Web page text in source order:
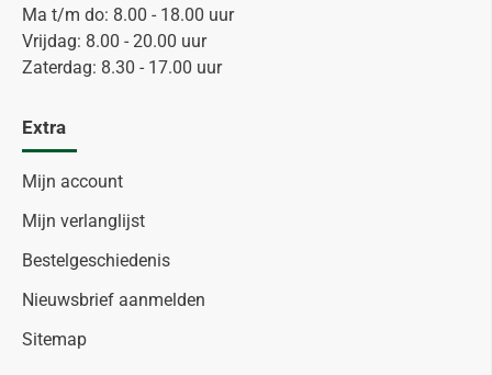
Ma t/m do: 8.00 - 18.00 uur
Vrijdag: 8.00 - 20.00 uur
Zaterdag: 8.30 - 17.00 uur
Extra
Mijn account
Mijn verlanglijst
Bestelgeschiedenis
Nieuwsbrief aanmelden
Sitemap